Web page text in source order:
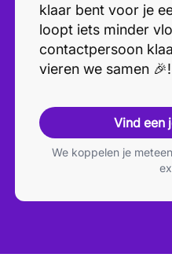
klaar bent voor je
loopt iets minder
contactpersoon
vieren we samen 🎉!
Vind een
We koppelen je